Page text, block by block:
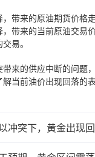
带来的原油期货价格
带来的当前原油交易
易。
来的供应中断的问题
当前油价出现回落的
冲突下，黄金出现